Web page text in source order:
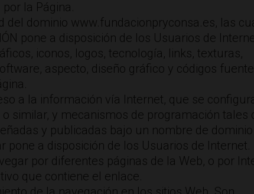
la Página.
del dominio www.fundacionpryconsa.es, las
pone a disposición de los Usuarios de
iconos, logos, tecnología, links, texturas,
aspecto, diseño gráfico y códigos
a la información vía Internet, que se
similar, y mecanismos de programación tales
y publicadas bajo un nombre de dominio
a disposición de los Usuarios de Internet.
por diferentes páginas de la Web, o por
que contiene el enlace.